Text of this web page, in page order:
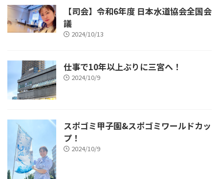
【司会】令和6年度 日本水道協会全国会
議
2024/10/13
仕事で10年以上ぶりに三宮へ！
2024/10/9
スポゴミ甲子園&スポゴミワールドカッ
プ！
2024/10/9